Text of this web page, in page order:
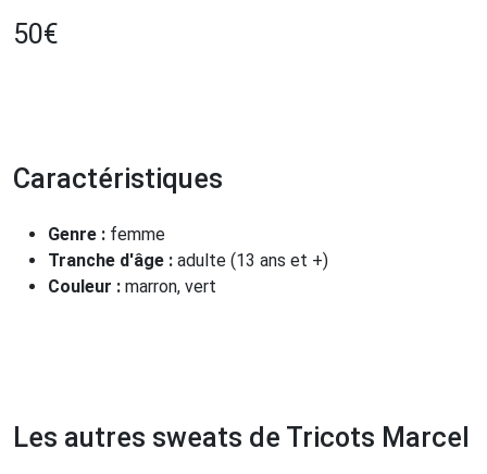
50€
Caractéristiques
Genre : femme
Tranche d'âge : adulte (13 ans et +)
Couleur : marron, vert
Les autres sweats de Tricots Marcel